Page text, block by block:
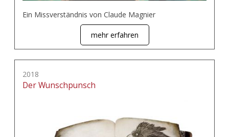
Ein Missverständnis von Claude Magnier
mehr erfahren
2018
Der Wunschpunsch